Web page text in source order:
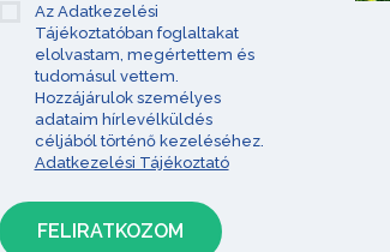
Az Adatkezelési
Tájékoztatóban foglaltakat
elolvastam, megértettem és
tudomásul vettem.
Hozzájárulok személyes
adataim hírlevélküldés
céljából történő kezeléséhez.
Adatkezelési Tájékoztató